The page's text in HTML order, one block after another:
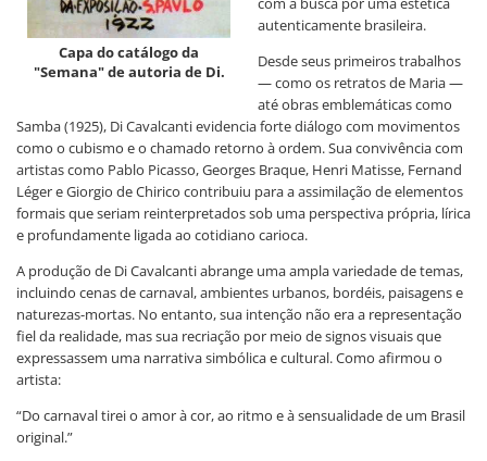
Capa do catálogo da
"Semana" de autoria de Di.
autenticamente brasileira.
Desde seus primeiros trabalhos
— como os retratos de Maria —
até obras emblemáticas como
Samba (1925), Di Cavalcanti evidencia forte diálogo com movimentos
como o cubismo e o chamado retorno à ordem. Sua convivência com
artistas como Pablo Picasso, Georges Braque, Henri Matisse, Fernand
Léger e Giorgio de Chirico contribuiu para a assimilação de elementos
formais que seriam reinterpretados sob uma perspectiva própria, lírica
e profundamente ligada ao cotidiano carioca.
A produção de Di Cavalcanti abrange uma ampla variedade de temas,
incluindo cenas de carnaval, ambientes urbanos, bordéis, paisagens e
naturezas-mortas. No entanto, sua intenção não era a representação
fiel da realidade, mas sua recriação por meio de signos visuais que
expressassem uma narrativa simbólica e cultural. Como afirmou o
artista:
“Do carnaval tirei o amor à cor, ao ritmo e à sensualidade de um Brasil
original.”